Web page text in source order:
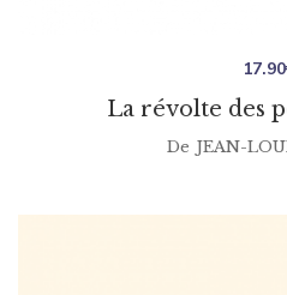
La révolte des
17.90
De JEAN-